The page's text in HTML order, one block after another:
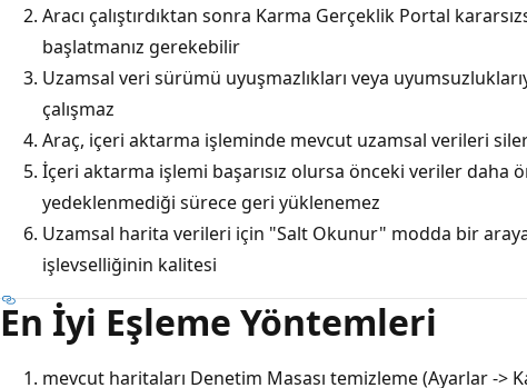
Aracı çalıştırdıktan sonra Karma Gerçeklik Portal
başlatmanız gerekebilir
Uzamsal veri sürümü uyuşmazlıkları veya
çalışmaz
Araç, içeri aktarma işleminde mevcut uzamsal verileri
İçeri aktarma işlemi başarısız olursa önceki veriler daha
yedeklenmediği sürece geri yüklenemez
Uzamsal harita verileri için "Salt Okunur" modda bir
işlevselliğinin kalitesi
En İyi Eşleme Yöntemleri
mevcut haritaları Denetim Masası temizleme (Ayarlar ->